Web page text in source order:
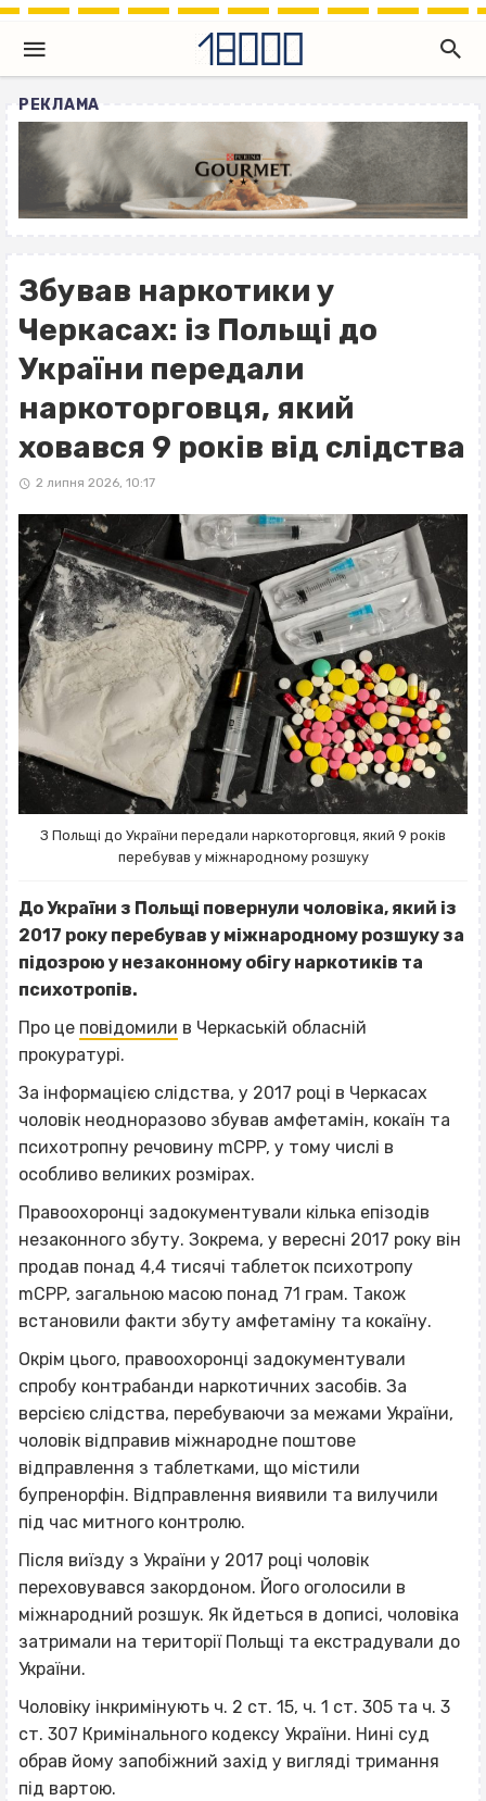
РЕКЛАМА
Збував наркотики у
Черкасах: із Польщі до
України передали
наркоторговця, який
ховався 9 років від слідства
2 липня 2026, 10:17
З Польщі до України передали наркоторговця, який 9 років
перебував у міжнародному розшуку
До України з Польщі повернули чоловіка, який із
2017 року перебував у міжнародному розшуку за
підозрою у незаконному обігу наркотиків та
психотропів.
Про це повідомили в Черкаській обласній
прокуратурі.
За інформацією слідства, у 2017 році в Черкасах
чоловік неодноразово збував амфетамін, кокаїн та
психотропну речовину mCPP, у тому числі в
особливо великих розмірах.
Правоохоронці задокументували кілька епізодів
незаконного збуту. Зокрема, у вересні 2017 року він
продав понад 4,4 тисячі таблеток психотропу
mCPP, загальною масою понад 71 грам. Також
встановили факти збуту амфетаміну та кокаїну.
Окрім цього, правоохоронці задокументували
спробу контрабанди наркотичних засобів. За
версією слідства, перебуваючи за межами України,
чоловік відправив міжнародне поштове
відправлення з таблетками, що містили
бупренорфін. Відправлення виявили та вилучили
під час митного контролю.
Після виїзду з України у 2017 році чоловік
переховувався закордоном. Його оголосили в
міжнародний розшук. Як йдеться в дописі, чоловіка
затримали на території Польщі та екстрадували до
України.
Чоловіку інкримінують ч. 2 ст. 15, ч. 1 ст. 305 та ч. 3
ст. 307 Кримінального кодексу України. Нині суд
обрав йому запобіжний захід у вигляді тримання
під вартою.